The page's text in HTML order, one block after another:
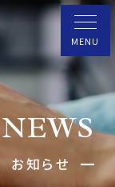
NEWS
お知らせ